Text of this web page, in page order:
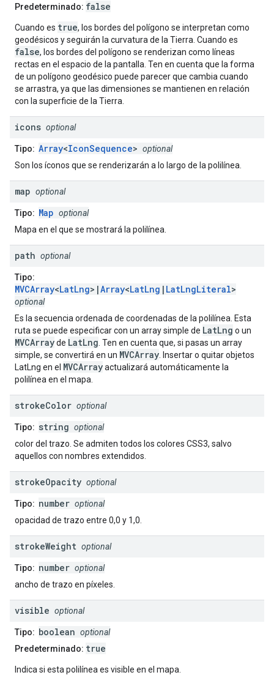
Predeterminado: false
Cuando es true, los bordes del polígono se interpretan como
geodésicos y seguirán la curvatura de la Tierra. Cuando es
false, los bordes del polígono se renderizan como líneas
rectas en el espacio de la pantalla. Ten en cuenta que la forma
de un polígono geodésico puede parecer que cambia cuando
se arrastra, ya que las dimensiones se mantienen en relación
con la superficie de la Tierra.
icons optional
Tipo: Array<IconSequence> optional
Son los íconos que se renderizarán a lo largo de la polilínea.
map optional
Tipo: Map optional
Mapa en el que se mostrará la polilínea.
path optional
Tipo:
MVCArray<LatLng>|Array<LatLng | LatLngLiteral>
optional
Es la secuencia ordenada de coordenadas de la polilínea. Esta
ruta se puede especificar con un array simple de LatLng o un
MVCArrayde LatLng . Ten en cuenta que, si pasas un array
simple, se convertirá en un MVCArray . Insertar o quitar objetos
LatLng en el MVCArrayactualizará automáticamente la
polilínea en el mapa.
strokeColor optional
Tipo: string optional
color del trazo. Se admiten todos los colores CSS3, salvo
aquellos con nombres extendidos.
strokeOpacity optional
Tipo: number optional
opacidad de trazo entre 0,0 y 1,0.
strokeWeight optional
Tipo: number optional
ancho de trazo en píxeles.
visible optional
Tipo: boolean optional
Predeterminado: true
Indica si esta polilínea es visible en el mapa.